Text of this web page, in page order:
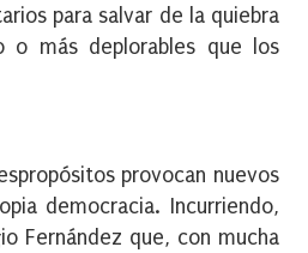
para salvar de la quiebra
o más deplorables que los
provocan nuevos
democracia. Incurriendo,
Fernández que, con mucha